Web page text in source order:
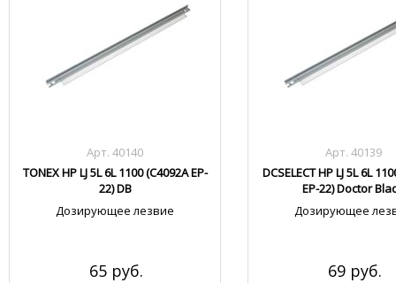
Арт. 40140
TONEX HP LJ 5L 6L 1100 (C4092A EP-
22) DB
Дозирующее лезвие
65 руб.
Арт. 40139
DCSELECT HP LJ 5L 6L
EP-22) Doctor
Дозирующее
69 руб.